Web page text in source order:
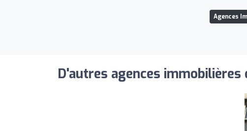
Agences
D'autres agences